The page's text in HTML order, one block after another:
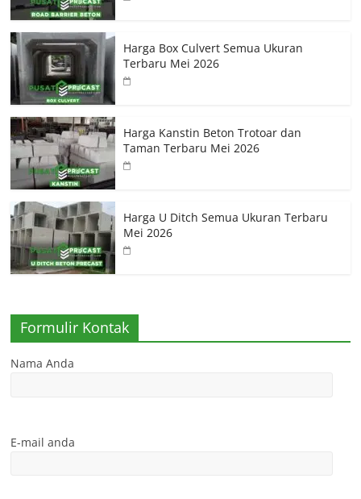
Harga Box Culvert Semua Ukuran
Terbaru Mei 2026
Harga Kanstin Beton Trotoar dan
Taman Terbaru Mei 2026
Harga U Ditch Semua Ukuran Terbaru
Mei 2026
Formulir Kontak
Nama Anda
E-mail anda